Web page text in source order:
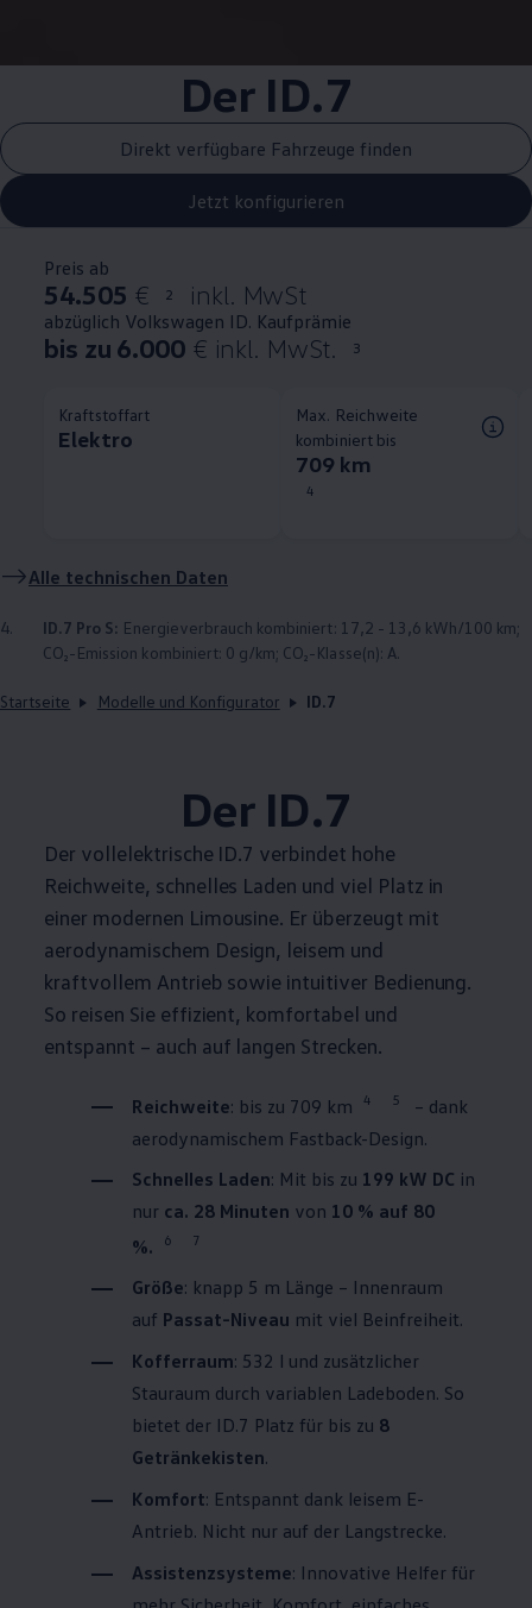
Der ID.7
Direkt verfügbare Fahrzeuge finden
Jetzt konfigurieren
Preis ab
54.505 € 2 inkl. MwSt
abzüglich Volkswagen ID. Kaufprämie
bis zu 6.000 € inkl. MwSt. 3
Kraftstoffart
Elektro
Max. Reichweite
kombiniert bis
709 km
4
Alle technischen Daten
4. ID.7 Pro S: Energieverbrauch kombiniert: 17,2 - 13,6 kWh/100 km;
CO₂-Emission kombiniert: 0 g/km; CO₂-Klasse(n): A.
Startseite Modelle und Konfigurator ID.7
Der ID.7
Der vollelektrische ID.7 verbindet hohe
Reichweite, schnelles Laden und viel Platz in
einer modernen Limousine. Er überzeugt mit
aerodynamischem Design, leisem und
kraftvollem Antrieb sowie intuitiver Bedienung.
So reisen Sie effizient, komfortabel und
entspannt – auch auf langen Strecken.
Reichweite: bis zu 709 km 4 5
– dank
aerodynamischem Fastback-Design.
Schnelles Laden: Mit bis zu 199 kW DC in
nur ca. 28 Minuten von 10 % auf 80
%.
6 7
Größe: knapp 5 m Länge – Innenraum
auf Passat-Niveau mit viel Beinfreiheit.
Kofferraum: 532 l und zusätzlicher
Stauraum durch variablen Ladeboden. So
bietet der ID.7 Platz für bis zu 8
Getränkekisten.
Komfort: Entspannt dank leisem E-
Antrieb. Nicht nur auf der Langstrecke.
Assistenzsysteme: Innovative Helfer für